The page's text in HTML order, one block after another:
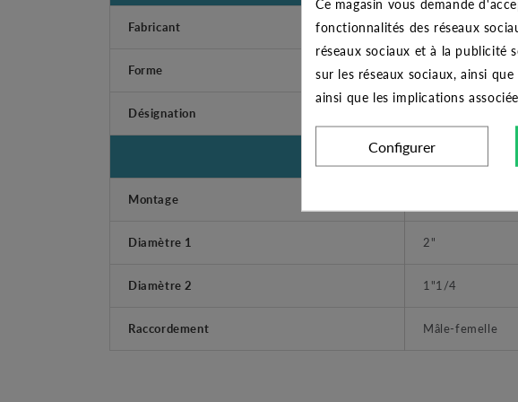
Fabricant THERMADOR
Forme Réduction
Désignation
Montage
Diamètre 1 2"
Diamètre 2 1"1/4
Raccordement Mâle-femelle
fonctionnalités des réseaux
réseaux sociaux et à la
sur les réseaux sociaux, ainsi
ainsi que les implications
Configurer